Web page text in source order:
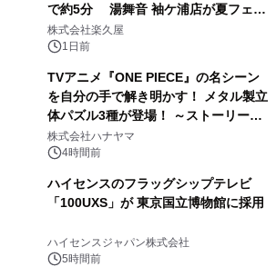
で約5分 湯舞音 袖ケ浦店が夏フェア
メニューを提供
株式会社楽久屋
1日前
TVアニメ『ONE PIECE』の名シーン
を自分の手で解き明かす！ メタル製立
体パズル3種が登場！ ～ストーリーと
ギミックが融合した 大人の体験型パズ
ルが8月7日(金)12時より先行予約受付
株式会社ハナヤマ
4時間前
ハイセンスのフラッグシップテレビ
「100UXS」が 東京国立博物館に採用
ハイセンスジャパン株式会社
5時間前